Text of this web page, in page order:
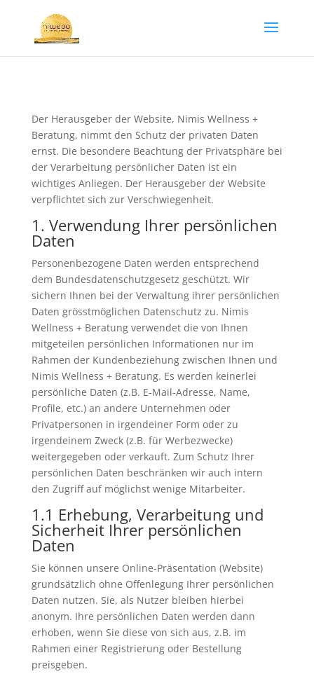
Der Herausgeber der Website, Nimis Wellness +
Beratung, nimmt den Schutz der privaten Daten
ernst. Die besondere Beachtung der Privatsphäre bei
der Verarbeitung persönlicher Daten ist ein
wichtiges Anliegen. Der Herausgeber der Website
verpflichtet sich zur Verschwiegenheit.
1. Verwendung Ihrer persönlichen
Daten
Personenbezogene Daten werden entsprechend
dem Bundesdatenschutzgesetz geschützt. Wir
sichern Ihnen bei der Verwaltung ihrer persönlichen
Daten grösstmöglichen Datenschutz zu. Nimis
Wellness + Beratung verwendet die von Ihnen
mitgeteilen persönlichen Informationen nur im
Rahmen der Kundenbeziehung zwischen Ihnen und
Nimis Wellness + Beratung. Es werden keinerlei
persönliche Daten (z.B. E-Mail-Adresse, Name,
Profile, etc.) an andere Unternehmen oder
Privatpersonen in irgendeiner Form oder zu
irgendeinem Zweck (z.B. für Werbezwecke)
weitergegeben oder verkauft. Zum Schutz Ihrer
persönlichen Daten beschränken wir auch intern
den Zugriff auf möglichst wenige Mitarbeiter.
1.1 Erhebung, Verarbeitung und
Sicherheit Ihrer persönlichen
Daten
Sie können unsere Online-Präsentation (Website)
grundsätzlich ohne Offenlegung Ihrer persönlichen
Daten nutzen. Sie, als Nutzer bleiben hierbei
anonym. Ihre persönlichen Daten werden dann
erhoben, wenn Sie diese von sich aus, z.B. im
Rahmen einer Registrierung oder Bestellung
preisgeben.